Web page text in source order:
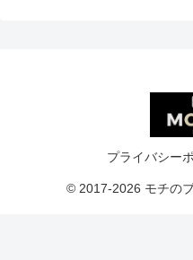
プライバシー
© 2017-2026 モチの